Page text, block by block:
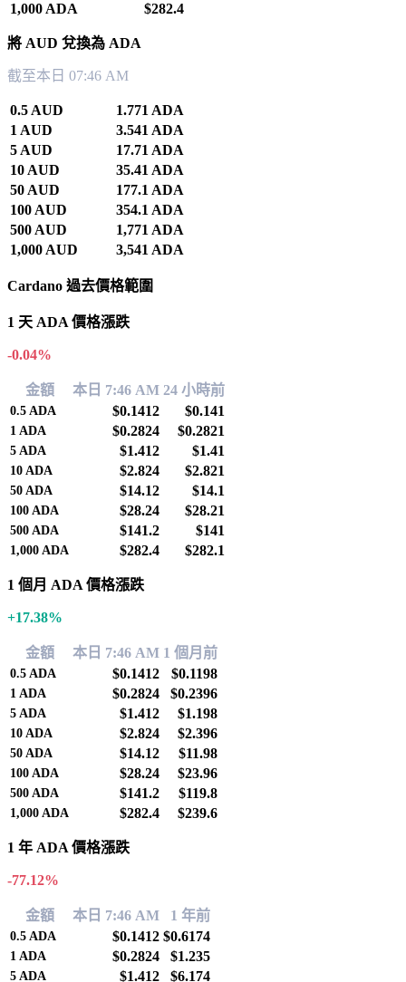
1,000 ADA
$282.4
將 AUD 兌換為 ADA
截至本日 07:46 AM
0.5 AUD
1.771 ADA
1 AUD
3.541 ADA
5 AUD
17.71 ADA
10 AUD
35.41 ADA
50 AUD
177.1 ADA
100 AUD
354.1 ADA
500 AUD
1,771 ADA
1,000 AUD
3,541 ADA
Cardano 過去價格範圍
1 天 ADA 價格漲跌
-0.04%
金額 本日 7:46 AM 24 小時前
0.5 ADA $0.1412 $0.141
1 ADA $0.2824 $0.2821
5 ADA $1.412 $1.41
10 ADA $2.824 $2.821
50 ADA $14.12 $14.1
100 ADA $28.24 $28.21
500 ADA $141.2 $141
1,000 ADA $282.4 $282.1
1 個月 ADA 價格漲跌
+17.38%
金額 本日 7:46 AM 1 個月前
0.5 ADA $0.1412 $0.1198
1 ADA $0.2824 $0.2396
5 ADA $1.412 $1.198
10 ADA $2.824 $2.396
50 ADA $14.12 $11.98
100 ADA $28.24 $23.96
500 ADA $141.2 $119.8
1,000 ADA $282.4 $239.6
1 年 ADA 價格漲跌
-77.12%
金額 本日 7:46 AM 1 年前
0.5 ADA $0.1412 $0.6174
1 ADA $0.2824 $1.235
5 ADA $1.412 $6.174